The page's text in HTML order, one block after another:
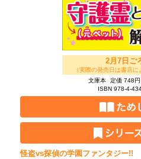
2月7日ご
（実際の発売日は書店に
文庫本
定価 748円
ISBN 978-4-
怪盗vs探偵の学園ファンタジー!!